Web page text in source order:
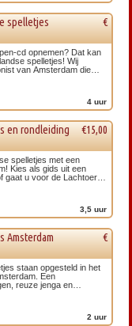
spelletjes €
cd opnemen? Dat kan
spelletjes! Wij
van Amsterdam die
4 uur
en rondleiding €15,00
spelletjes met een
Kies als gids uit een
gaat u voor de Lachtoer
3,5 uur
Amsterdam €
staan opgesteld in het
Een
reuze jenga en
2 uur